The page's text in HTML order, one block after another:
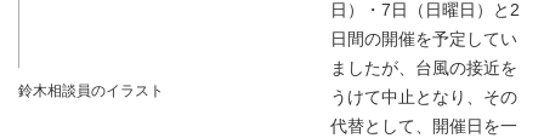
鈴木相談員のイラスト
日）・7日（日曜日）と2
日間の開催を予定してい
ましたが、台風の接近を
うけて中止となり、その
代替として、開催日を一